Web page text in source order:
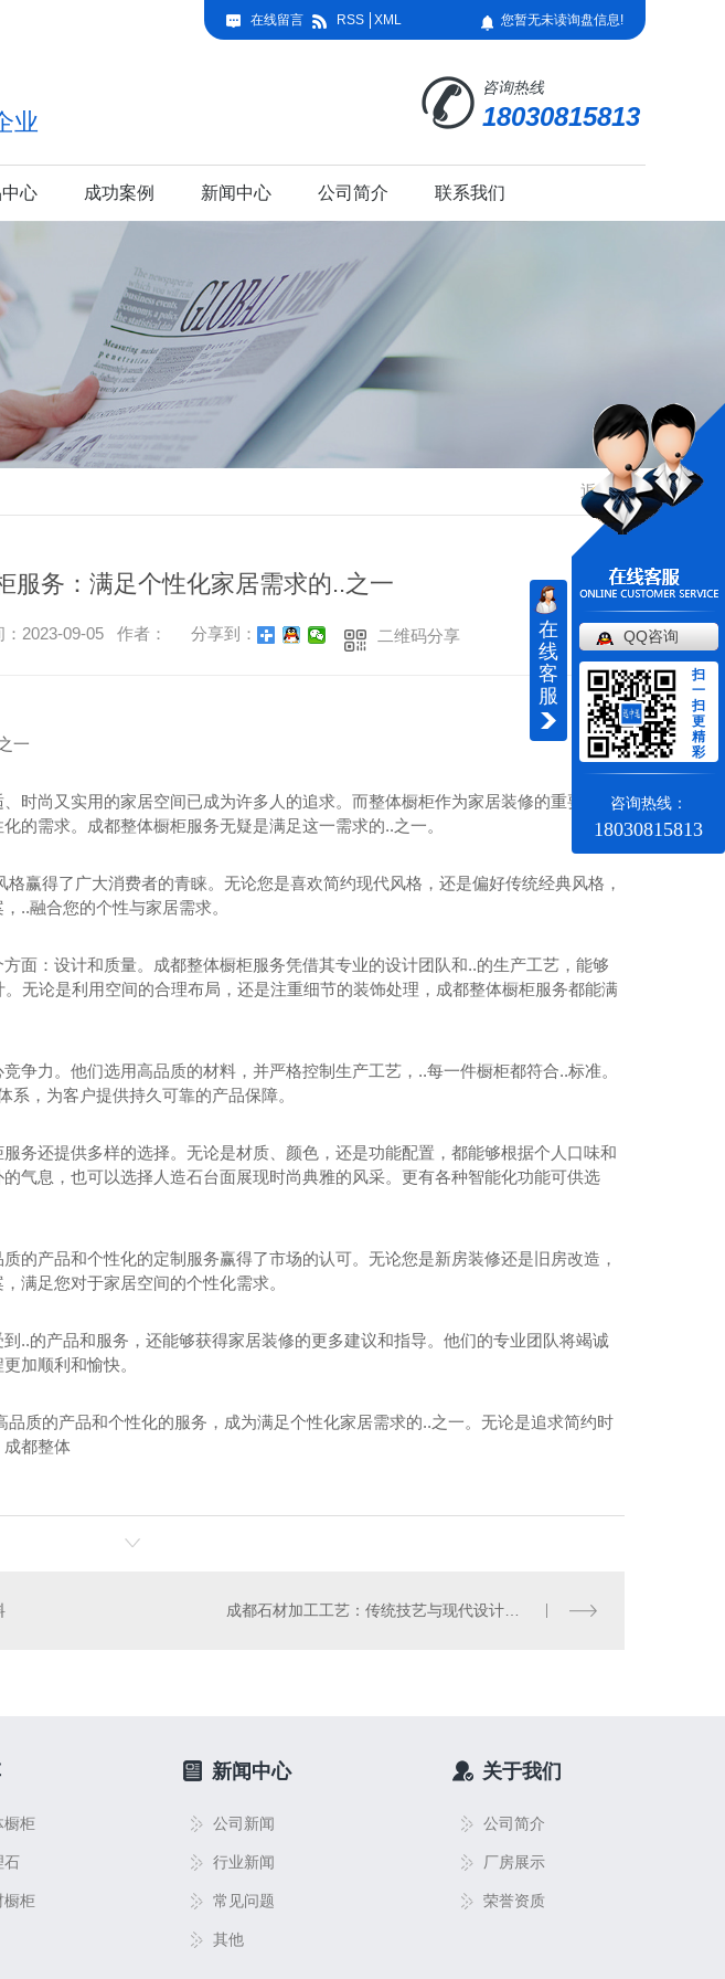
在线留言 RSS XML 您暂无未读询盘信息!
业
咨询热线
18030815813
心 成功案例 新闻中心 公司简介 联系我们
返回
服务：满足个性化家居需求的..之一
2023-09-05 作者： 分享到： 二维码分享
一
时尚又实用的家居空间已成为许多人的追求。而整体橱柜作为家居装修的重要组成
的需求。成都整体橱柜服务无疑是满足这一需求的..之一。
赢得了广大消费者的青睐。无论您是喜欢简约现代风格，还是偏好传统经典风格，
..融合您的个性与家居需求。
面：设计和质量。成都整体橱柜服务凭借其专业的设计团队和..的生产工艺，能够
无论是利用空间的合理布局，还是注重细节的装饰处理，成都整体橱柜服务都能满
争力。他们选用高品质的材料，并严格控制生产工艺，..每一件橱柜都符合..标准。
，为客户提供持久可靠的产品保障。
务还提供多样的选择。无论是材质、颜色，还是功能配置，都能够根据个人口味和
气息，也可以选择人造石台面展现时尚典雅的风采。更有各种智能化功能可供选
的产品和个性化的定制服务赢得了市场的认可。无论您是新房装修还是旧房改造，
满足您对于家居空间的个性化需求。
..的产品和服务，还能够获得家居装修的更多建议和指导。他们的专业团队将竭诚
加顺利和愉快。
质的产品和个性化的服务，成为满足个性化家居需求的..之一。无论是追求简约时
成都整体
成都石材加工工艺：传统技艺与现代设计的..结合
橱柜
石
橱柜
新闻中心
公司新闻
行业新闻
常见问题
其他
关于我们
公司简介
厂房展示
荣誉资质
在
线
客
服
QQ咨询
扫
一
扫
更
精
彩
咨询热线：
18030815813